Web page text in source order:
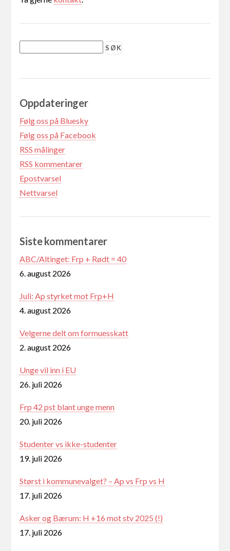
Oppdateringer
Følg oss på Bluesky
Følg oss på Facebook
RSS målinger
RSS kommentarer
Epostvarsel
Nettvarsel
Siste kommentarer
ABC/Altinget: Frp + Rødt = 40
6. august 2026
Juli: Ap styrket mot Frp+H
4. august 2026
Velgerne delt om formuesskatt
2. august 2026
Unge vil inn i EU
26. juli 2026
Frp 42 pst blant unge menn
20. juli 2026
Studenter vs ikke-studenter
19. juli 2026
Størst i kommunevalget? – Ap vs Frp vs H
17. juli 2026
Asker og Bærum: H +16 mot stv 2025 (!)
17. juli 2026